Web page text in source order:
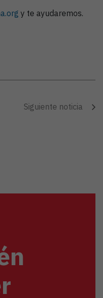
y te ayudaremos.
Siguiente noticia